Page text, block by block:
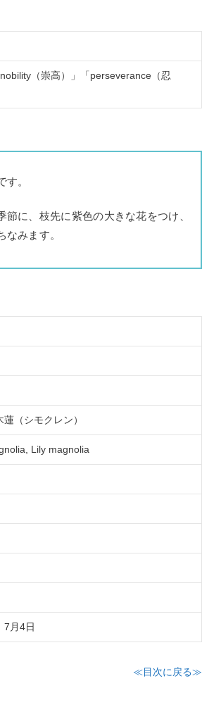
（崇高）」「perseverance（忍
。
に、枝先に紫色の大きな花をつけ、
みます。
（シモクレン）
Lily magnolia
7月4日
≪目次に戻る≫